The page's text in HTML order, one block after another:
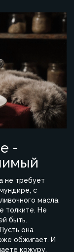
-
не требует
с
масла,
толките. Не
быть.
она
обжигает. И
кожуру,